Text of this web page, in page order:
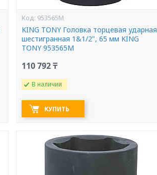
953565M
KING TONY Головка торцевая ударная
шестигранная 1&1/2", 65 мм KING
TONY 953565M
110 792 ₸
В наличии
КУПИТЬ